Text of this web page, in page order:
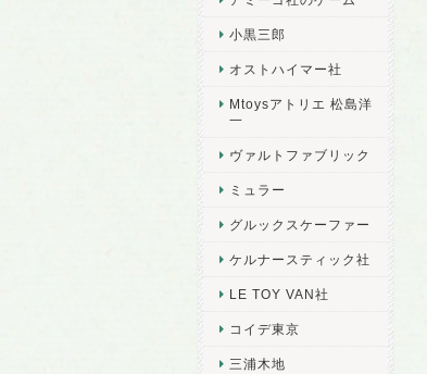
小黒三郎
オストハイマー社
Mtoysアトリエ 松島洋
一
ヴァルトファブリック
ミュラー
グルックスケーファー
ケルナースティック社
LE TOY VAN社
コイデ東京
三浦木地